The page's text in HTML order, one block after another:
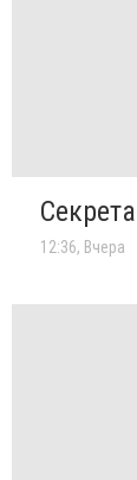
12:36, Вчера